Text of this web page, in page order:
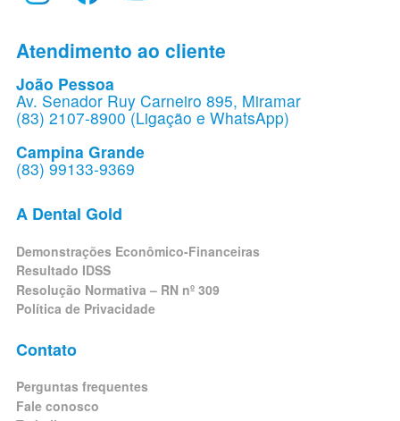
Atendimento ao cliente
João Pessoa
Av. Senador Ruy Carneiro 895, Miramar
(83) 2107-8900 (Ligação e WhatsApp)
Campina Grande
(83) 99133-9369
A Dental Gold
Demonstrações Econômico-Financeiras
Resultado IDSS
Resolução Normativa – RN nº 309
Política de Privacidade
Contato
Perguntas frequentes
Fale conosco